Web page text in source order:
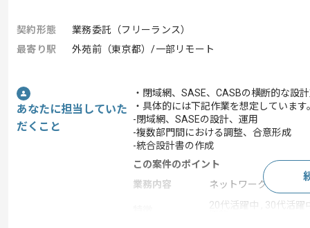
契約形態
業務委託（フリーランス）
最寄り駅
外苑前（東京都）/一部リモート
あなたに担当していた
だくこと
・閉域網、SASE、CASBの横断的な設
・具体的には下記作業を想定しています
-閉域網、SASEの設計、運用
-複数部門間における調整、合意形成
-統合設計書の作成
この案件のポイント
業務内容
ネットワーク監視 , 情
20代活躍中 , 30代活躍